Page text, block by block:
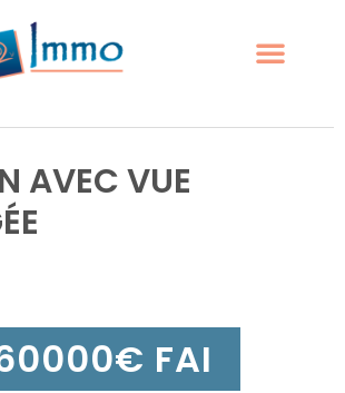
AVEC VUE
€ FAI